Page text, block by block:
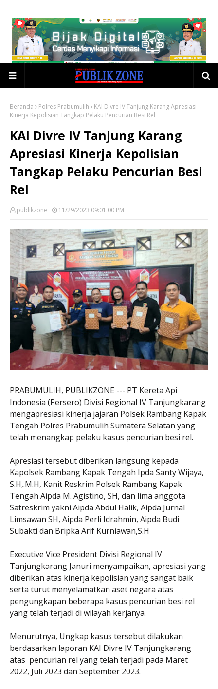
Beranda Polres Prabumulih
KAI Divre IV Tanjung Karang Apresiasi
Kinerja Kepolisian Tangkap Pelaku Pencurian Besi Rel
KAI Divre IV Tanjung Karang
Apresiasi Kinerja Kepolisian
Tangkap Pelaku Pencurian Besi
Rel
publikzone 11/29/2023 09:01:00 PM
PRABUMULIH, PUBLIKZONE --- PT Kereta Api
Indonesia (Persero) Divisi Regional IV Tanjungkarang
mengapresiasi kinerja jajaran Polsek Rambang Kapak
Tengah Polres Prabumulih Sumatera Selatan yang
telah menangkap pelaku kasus pencurian besi rel.
Apresiasi tersebut diberikan langsung kepada
Kapolsek Rambang Kapak Tengah Ipda Santy Wijaya,
S.H,.M.H, Kanit Reskrim Polsek Rambang Kapak
Tengah Aipda M. Agistino, SH, dan lima anggota
Satreskrim yakni Aipda Abdul Halik, Aipda Jurnal
Limsawan SH, Aipda Perli Idrahmin, Aipda Budi
Subakti dan Bripka Arif Kurniawan,S.H
Executive Vice President Divisi Regional IV
Tanjungkarang Januri menyampaikan, apresiasi yang
diberikan atas kinerja kepolisian yang sangat baik
serta turut menyelamatkan aset negara atas
pengungkapan beberapa kasus pencurian besi rel
yang telah terjadi di wilayah kerjanya.
Menurutnya, Ungkap kasus tersebut dilakukan
berdasarkan laporan KAI Divre IV Tanjungkarang
atas pencurian rel yang telah terjadi pada Maret
2022, Juli 2023 dan September 2023.